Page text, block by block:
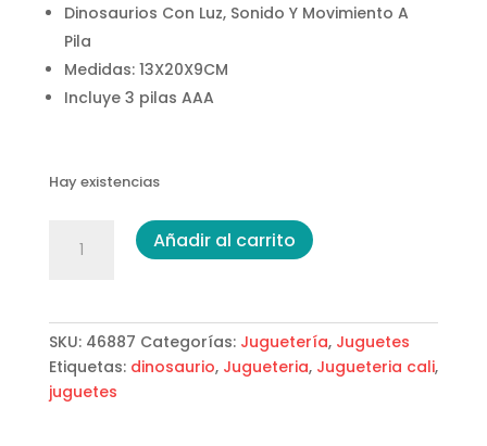
Dinosaurios Con Luz, Sonido Y Movimiento A
Pila
Medidas: 13X20X9CM
Incluye 3 pilas AAA
Hay existencias
Añadir al carrito
SKU: 46887 Categorías: Juguetería, Juguetes
Etiquetas: dinosaurio, Jugueteria, Jugueteria cali,
juguetes